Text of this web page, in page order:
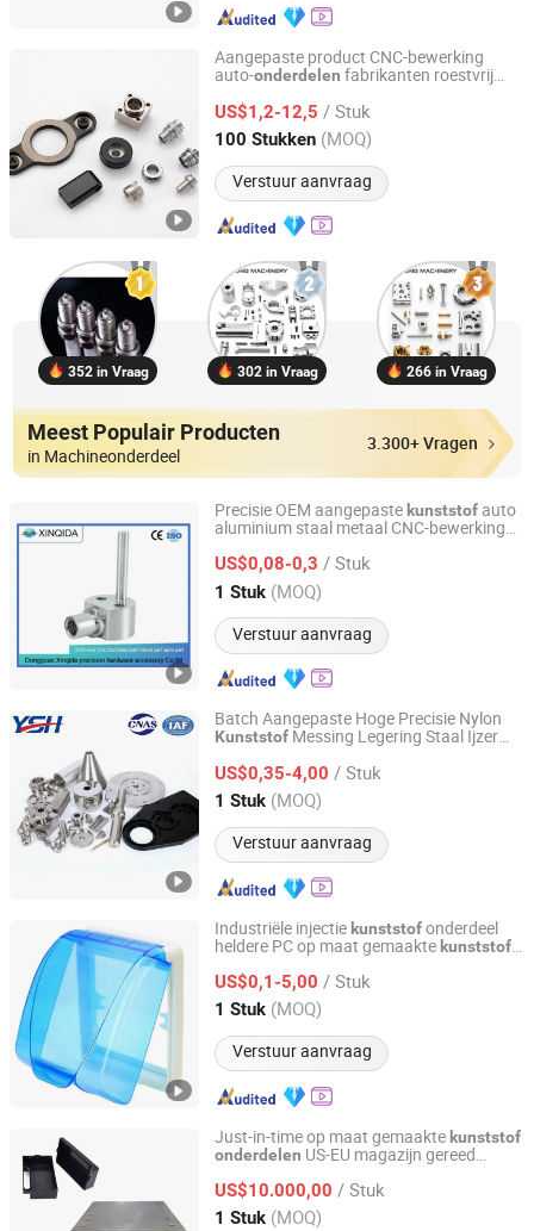
Aangepaste product CNC-bewerking
auto-onderdelen fabrikanten roestvrij
titaniumlegeringonderdelen
onderdeel
US$1,2-12,5 / Stuk
100 Stukken (MOQ)
Verstuur aanvraag
Dongguan Hanztek Metal & Plastic Co., Ltd.
Guangdong, China Sinds 2025
352 in Vraag 302 in Vraag 266 in Vraag
Meest Populair Producten
in Machineonderdeel
3.300+ Vragen
Precisie OEM aangepaste kunststof auto
aluminium staal metaal CNC-bewerking
diensten stuk hardwarecomponent
US$0,08-0,3 / Stuk
1 Stuk (MOQ)
Verstuur aanvraag
Dongguan Xinqida Precision Hardware Accessories Co.,
Guangdong, China Sinds 2019
Batch Aangepaste Hoge Precisie Nylon
Kunststof Messing Legering Staal Ijzer
Draaien Service CNC Draaiparts
US$0,35-4,00 / Stuk
1 Stuk (MOQ)
Verstuur aanvraag
Suzhou Yishihan Electromechanical Technology Co., Ltd.
Jiangsu, China Sinds 2024
Industriële injectiekunststofonderdeel
heldere PC op maat gemaaktekunststof
US$0,1-5,00 / Stuk
1 Stuk (MOQ)
Verstuur aanvraag
Xiamen Papler Technology Co., Ltd.
Fujian, China Sinds 2022
Just-in-time op maat gemaakte kunststof
onderdelen US-EU magazijn gereed
US$10.000,00 / Stuk
1 Stuk (MOQ)
Shenzhen Smart Mold Technology Limited
Guangdong, China Sinds 2016